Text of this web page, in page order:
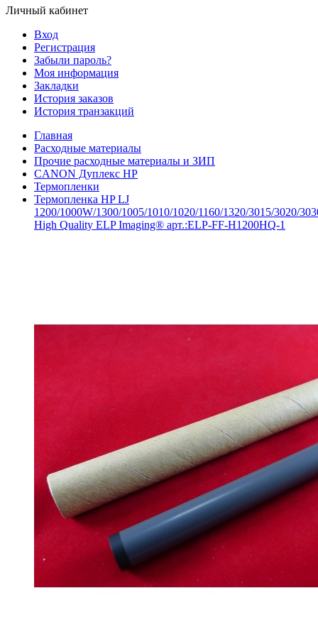
Личный кабинет
Вход
Регистрация
Забыли пароль?
Моя информация
Закладки
История заказов
История транзакций
Главная
Расходные материалы
Прочие расходные материалы и ЗИП
CANON Дуплекс HP
Термопленки
Термопленка HP LJ
1200/1000W/1300/1005/1010/1020/1160/1320/3015/3020/
High Quality ELP Imaging® арт.:ELP-FF-H1200HQ-1